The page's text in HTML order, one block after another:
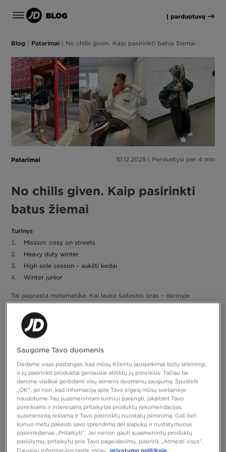
Į parduotuvę
Blog | Patarimai | No chills given. Kaip pasirinkti batus žiemai
Patarimai 10.12.2025 | Perskaitysi per 4 min
No chills given. Kaip pasirinkti
batus žiemai
Turinys
Mission: cosy on streets
Heavy duty winter
High sole season – aukšti kedai
Winter junior
Tai paprasta matematika. Kai lauke šaltesnis oras – derinyje
daugiau sluoksnių. Kai kedai nebespėja susidoroti su oro sąlygomis,
ateina laikas atlikti „upgrade“. Patariame, kaip pasirinkti žiemos
batus pagal tavo konkrečius poreikius. Ko ieškai? Yra daugybė
galimybių. Nuo jaukių vilnonių modelių iki lauko batų, kurie atrodo
tarsi būtų pritaikyti kalnų takams. Taip pat turime pasiūlymų ir
vaikams. Nori apsaugos nuo šalčio ar funkcionalaus dizaino?
pasirink batus naujam sezonui.
Mission: cosy on streets
UGG bataiatidaro sąrašą. Šilti ir minkšti, jie yra absoliučiai jaukūs –
ypač tomis dienomis, kai rimtai svarstai, ar verta išlįsti iš po
antklodės. Jei nežinai, į kokius žiemos batus investuoti prieš
sezoną, apžiūrėk naują UGG kolekciją. Vilnonė avalynė grįžta su
nauja energija ir tikrai išliks madinga keletą ateinančių sezonų.
Saugome Tavo duomenis
Dedame visas pastangas, kad mūsų Klientų apsipirkimai būtų sėkmingi,
o jų pasirinkti produktai geriausiai atitiktų jų poreikius. Tačiau tai
darome visiškai gerbdami visų asmens duomenų saugumą. Spustelk
„OK“, jei nori, kad informaciją apie Tavo elgesį mūsų svetainėje
naudotume Tau suasmenintam turiniui parengti, įskaitant Tavo
poreikiams ir interesams pritaikytas produktų rekomendacijas,
suasmenintą reklamą ir Tavo pasirinktų nuostatų įsiminimą. Gali bet
kuriuo metu pakeisti savo sprendimą dėl slapukų ir nustatymuose
pasirinkdamas „Pritaikyti“. Jei nenori gauti suasmenintų produktų
pasiūlymų, pritaikytų prie Tavo pageidavimų, pasirink „Atmesti visus”.
Daugiau informacijos rasite mūsų
privatumo politikoje.